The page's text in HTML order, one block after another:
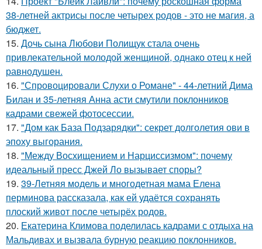
38-летней актрисы после четырех родов - это не магия, а
бюджет.
15. Дочь сына Любови Полищук стала очень
привлекательной молодой женщиной, однако отец к ней
равнодушен.
16. "Спровоцировали Слухи о Романе" - 44-летний Дима
Билан и 35-летняя Анна асти смутили поклонников
кадрами свежей фотосессии.
17. "Дом как База Подзарядки": секрет долголетия ови в
эпоху выгорания.
18. "Между Восхищением и Нарциссизмом": почему
идеальный пресс Джей Ло вызывает споры?
19. 39-Летняя модель и многодетная мама Елена
перминова рассказала, как ей удаётся сохранять
плоский живот после четырёх родов.
20. Екатерина Климова поделилась кадрами с отдыха на
Мальдивах и вызвала бурную реакцию поклонников.